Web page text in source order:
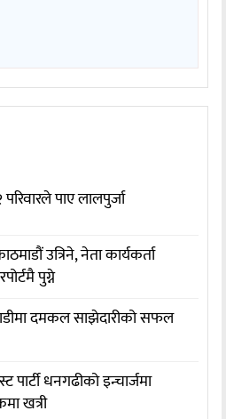
पाए लालपुर्जा
उत्रिने, नेता कार्यकर्ता
पुग्ने
दमकल साझेदारीको सफल
पार्टी धनगढीको इन्चार्जमा
खत्री